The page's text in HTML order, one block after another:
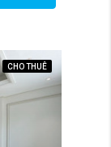
CHO THUÊ